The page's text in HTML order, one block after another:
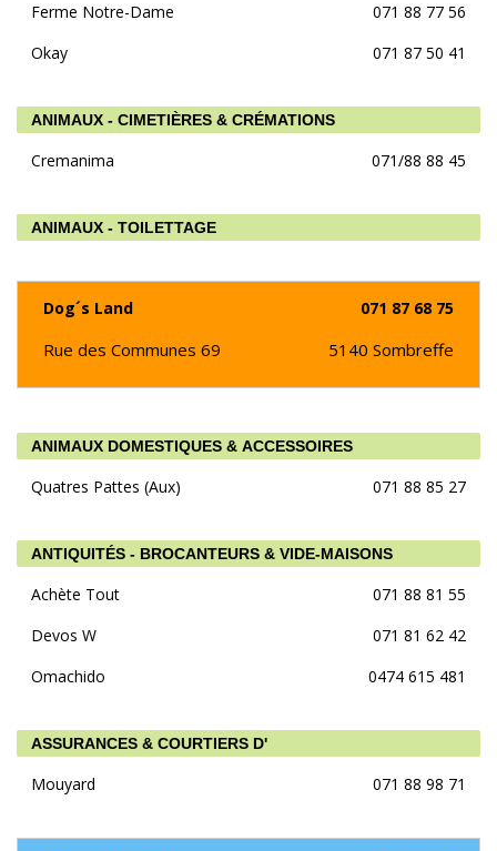
Ferme Notre-Dame
071 88 77 56
Okay
071 87 50 41
ANIMAUX - CIMETIÈRES & CRÉMATIONS
Cremanima 071/88 88 45
ANIMAUX - TOILETTAGE
Dog´s Land 071 87 68 75
Rue des Communes 69 5140 Sombreffe
ANIMAUX DOMESTIQUES & ACCESSOIRES
Quatres Pattes (Aux) 071 88 85 27
ANTIQUITÉS - BROCANTEURS & VIDE-MAISONS
Achète Tout
071 88 81 55
Devos W
071 81 62 42
Omachido
0474 615 481
ASSURANCES & COURTIERS D'
Mouyard 071 88 98 71